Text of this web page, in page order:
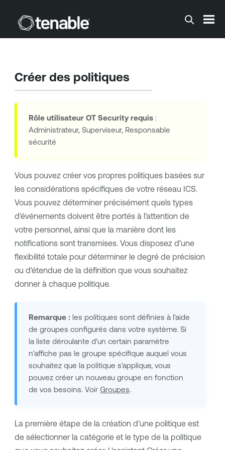
Passer au contenu principal
Créer des politiques
Rôle utilisateur OT Securityrequis:
Administrateur, Superviseur, Responsable
sécurité
Vous pouvez créer vos propres politiques basées sur
les considérations spécifiques de votre réseau ICS.
Vous pouvez déterminer précisément quels types
d'événements doivent être portés à l'attention de
votre personnel, ainsi que la manière dont les
notifications sont transmises. Vous disposez d'une
flexibilité totale pour déterminer le degré de précision
ou d'étendue de la définition que vous souhaitez
donner à chaque politique.
Remarque : les politiques sont définies à l'aide
de groupes configurés dans votre système. Si
la liste déroulante d'un certain paramètre
n'affiche pas le groupe spécifique auquel vous
souhaitez que la politique s'applique, vous
pouvez créer un nouveau groupe en fonction
de vos besoins. Voir Groupes.
La première étape de la création d'une politique est
de sélectionner la catégorie et le type de la politique